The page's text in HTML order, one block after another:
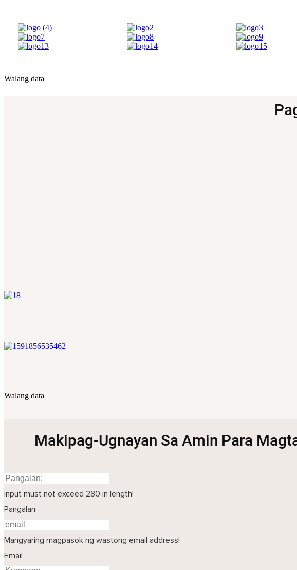
Walang data
Walang data
Makipag-Ugnayan Sa Amin Para
input must not exceed 280 in length!
Pangalan:
Mangyaring magpasok ng wastong email address!
Email